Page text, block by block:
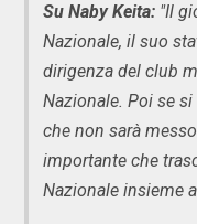
Su Naby Keita: "Il
Nazionale, il suo
dirigenza del club
Nazionale. Poi se
che non sarà
importante che
Nazionale insieme